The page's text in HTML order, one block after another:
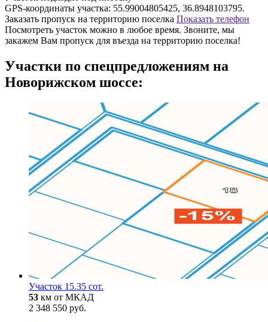
GPS-координаты участка: 55.99004805425, 36.8948103795.
Заказать пропуск на территорию поселка Показать телефон
Посмотреть участок можно в любое время. Звоните, мы
закажем Вам пропуск для въезда на территорию поселка!
Участки по спецпредложениям на
Новорижском шоссе:
Участок 15.35 сот.
53 км от МКАД
2 348 550 руб.